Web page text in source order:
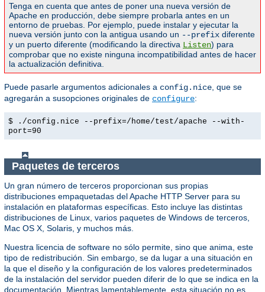
Tenga en cuenta que antes de poner una nueva versión de
Apache en producción, debe siempre probarla antes en un
entorno de pruebas. Por ejemplo, puede instalar y ejecutar la
nueva versión junto con la antigua usando un --prefix diferente
y un puerto diferente (modificando la directiva Listen) para
comprobar que no existe ninguna incompatibilidad antes de hacer
la actualización definitiva.
Puede pasarle argumentos adicionales a config.nice , que se
agregarán a susopciones originales de configure:
$ ./config.nice --prefix=/home/test/apache --with-
port=90
Paquetes de terceros
Un gran número de terceros proporcionan sus propias
distribuciones empaquetadas del Apache HTTP Server para su
instalación en plataformas específicas. Esto incluye las distintas
distribuciones de Linux, varios paquetes de Windows de terceros,
Mac OS X, Solaris, y muchos más.
Nuestra licencia de software no sólo permite, sino que anima, este
tipo de redistribución. Sin embargo, se da lugar a una situación en
la que el diseño y la configuración de los valores predeterminados
de la instalación del servidor pueden diferir de lo que se indica en la
documentación. Mientras lamentablemente, esta situación no es